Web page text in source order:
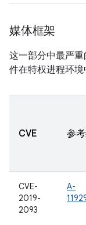
媒体框架
这一部分中最严
件在特权进程环境
CVE 参
CVE-
2019-
2093
A-